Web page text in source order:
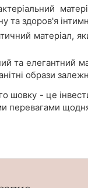
та здоров'я
матеріал,
та елегантний
образи
шовку - це
перевагами